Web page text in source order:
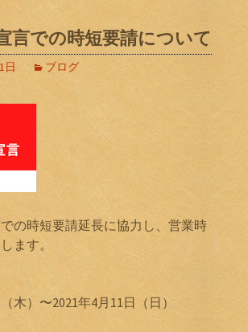
言での時短要請について
日 ブログ
の時短要請延長に協力し、営業時
ます。
木）〜2021年4月11日（日）